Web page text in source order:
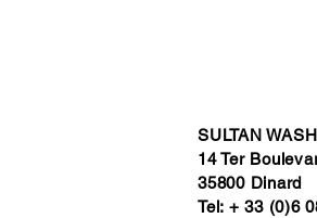
SULTAN WASH
14 Ter
35800 Dinard
Tel: + 33 (0)6